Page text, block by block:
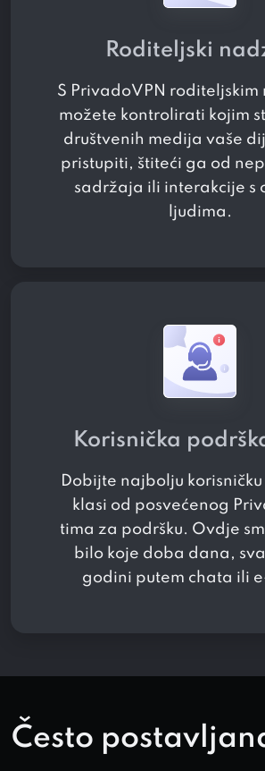
Roditeljski
S PrivadoVPN roditeljskim
možete kontrolirati kojim
društvenih medija vaše
pristupiti, štiteći ga od
sadržaja ili interakcije s
ljudima.
Korisnička
Dobijte najbolju korisničku
klasi od posvećenog
tima za podršku. Ovdje
bilo koje doba dana,
godini putem chata ili
Često